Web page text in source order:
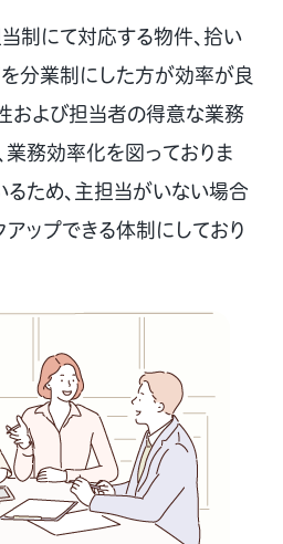
制にて対応する物件、拾い
を分業制にした方が効率が良
および担当者の得意な業務
業務効率化を図っておりま
るため、主担当がいない場合
アップできる体制にしており